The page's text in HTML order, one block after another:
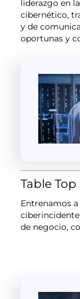
liderazgo en
cibernético,
y de
oportunas y
Table
Entrenamos
de negocio,